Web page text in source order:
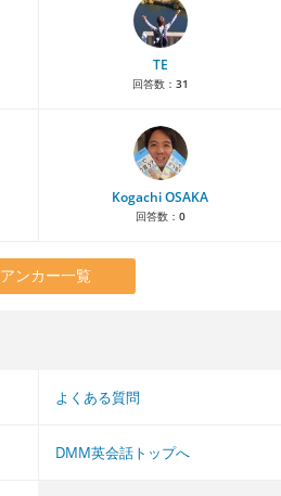
TE
回答数： 31
Kogachi OSAKA
回答数： 0
アンカー一覧
よくある質問
DMM英会話トップへ